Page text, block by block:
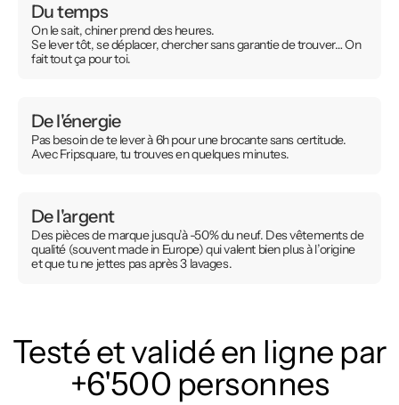
Du temps
On le sait, chiner prend des heures.
Se lever tôt, se déplacer, chercher sans garantie de trouver… On
fait tout ça pour toi.
De l'énergie
Pas besoin de te lever à 6h pour une brocante sans certitude.
Avec Fripsquare, tu trouves en quelques minutes.
De l'argent
Des pièces de marque jusqu’à -50% du neuf. Des vêtements de
qualité (souvent made in Europe) qui valent bien plus à l’origine
et que tu ne jettes pas après 3 lavages.
Testé et validé en ligne par
+6'500 personnes